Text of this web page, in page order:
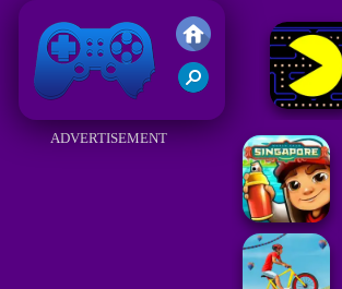
Juegos Friv 2017
ADVERTISEMENT